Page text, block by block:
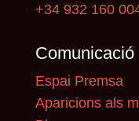
+34 932 160
Comunicació
Espai Premsa
Aparicions als